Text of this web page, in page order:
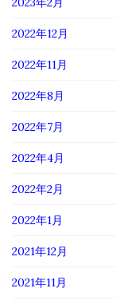
2022年12月
2022年11月
2022年8月
2022年7月
2022年4月
2022年2月
2022年1月
2021年12月
2021年11月